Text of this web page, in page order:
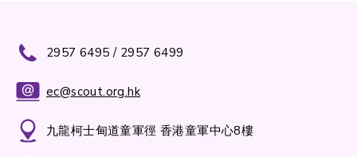
2957 6495 / 2957 6499
ec@scout.org.hk
九龍柯士甸道童軍徑 香港童軍中心8樓